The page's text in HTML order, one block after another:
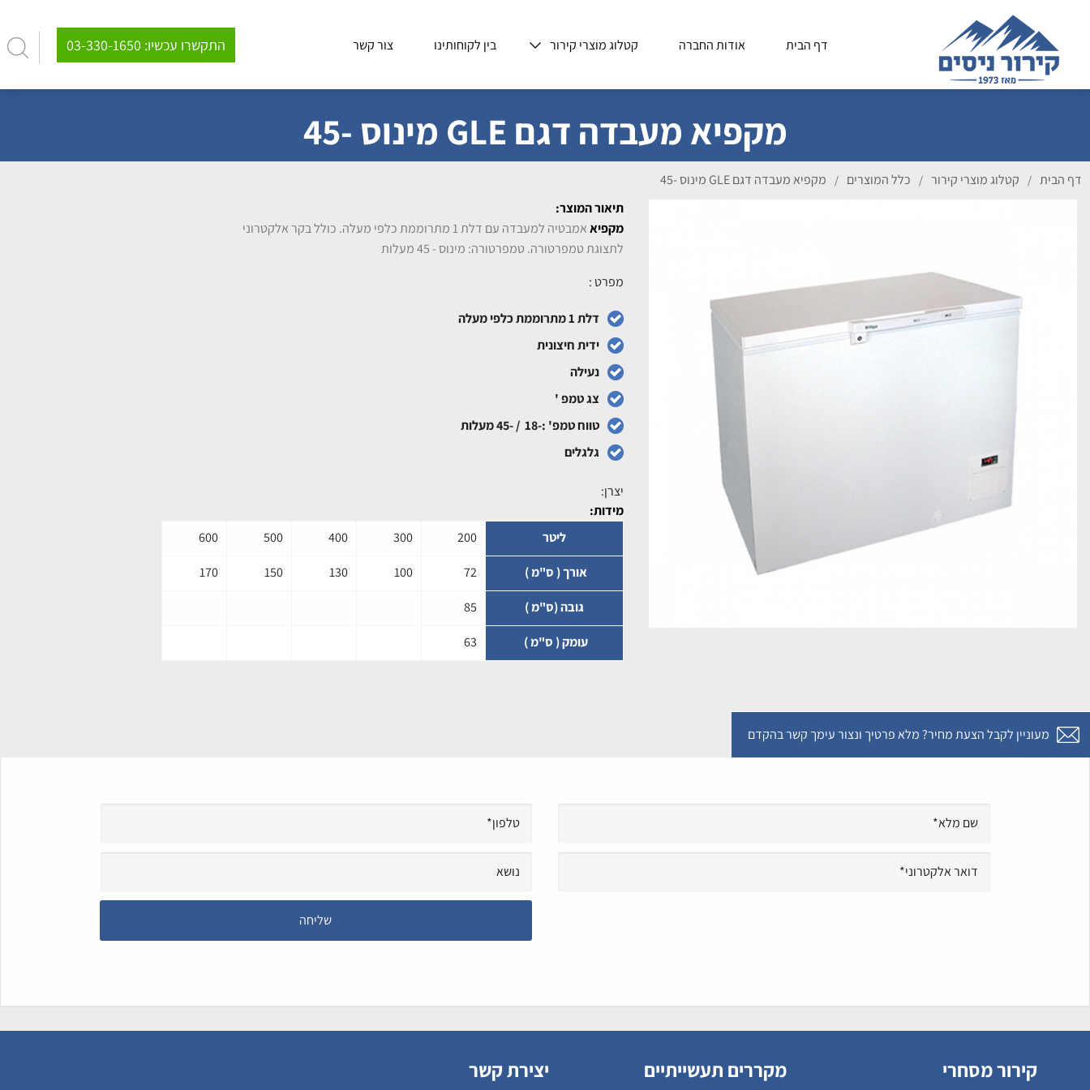
דף הבית אודות החברה קטלוג מוצרי קירור בין לקוחותינו צור קשר 03-330-1650 :התקשרו עכשיו
מקפיא מעבדה דגם GLE מינוס -45
דף הבית / קטלוג מוצרי קירור / כלל המוצרים /
מקפיא מעבדה דגם GLE מינוס -45
תיאור המוצר:
מקפיא
אמבטיה למעבדה עם דלת 1 מתרוממת כלפי מעלה. כולל בקר אלקטרוני
לתצוגת טמפרטורה. טמפרטורה: מינוס - 45 מעלות
מפרט :
דלת 1 מתרוממת כלפי מעלה
ידית חיצונית
נעילה
צג טמפ '
טווח טמפ' :-18 / -45 מעלות
גלגלים
יצרן:
מידות:
ליטר
200
300
400
500
600
אורך ( ס"מ ) 72
100
130
150
170
גובה (ס"מ ) 85
עומק ( ס"מ ) 63
מעוניין לקבל הצעת מחיר? מלא פרטיך ונצור עימך קשר בהקדם
קירור מסחרי מקררים תעשייתיים יצירת קשר